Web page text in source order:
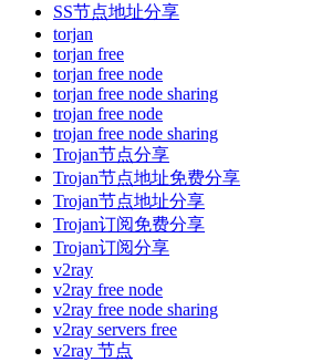
SS节点地址分享
torjan
torjan free
torjan free node
torjan free node sharing
trojan free node
trojan free node sharing
Trojan节点分享
Trojan节点地址免费分享
Trojan节点地址分享
Trojan订阅免费分享
Trojan订阅分享
v2ray
v2ray free node
v2ray free node sharing
v2ray servers free
v2ray 节点